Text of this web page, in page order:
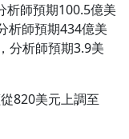
析師預期100.5億美
析師預期434億美
分析師預期3.9美
820美元上調至